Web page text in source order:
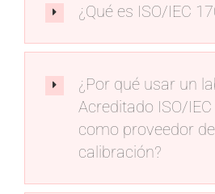
¿Qué es ISO/IEC
¿Por qué usar un
Acreditado ISO/
como proveedor
calibración?